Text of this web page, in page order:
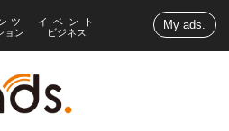
ツ
ョン
イベント
ビジネス
My ads.